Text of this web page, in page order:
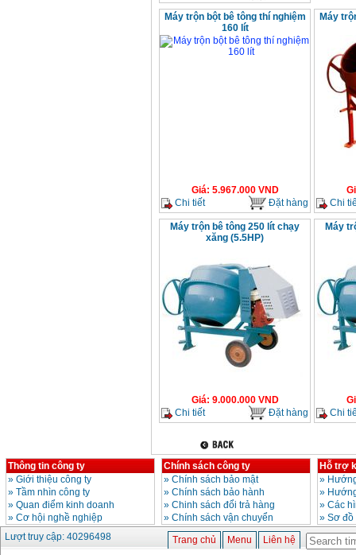
Máy trộn bột bê tông thí nghiệm
160 lít
Giá: 5.967.000VND
Chi tiết
Đặt hàng
Máy
Chi
Máy trộn bê tông 250 lít chạy
xăng (5.5HP)
Giá: 9.000.000VND
Chi tiết
Đặt hàng
Máy
Chi
Thông tin công ty
» Giới thiệu công ty
» Tầm nhìn công ty
» Quan điểm kinh doanh
» Cơ hội nghề nghiệp
Chính sách công ty
» Chính sách bảo mật
» Chính sách bảo hành
» Chinh sách đổi trả hàng
» Chính sách vận chuyển
Hỗ trợ
»
»
» Các
» Sơ
Lượt truy cập: 40296498
Trang chủ Menu Liên hệ